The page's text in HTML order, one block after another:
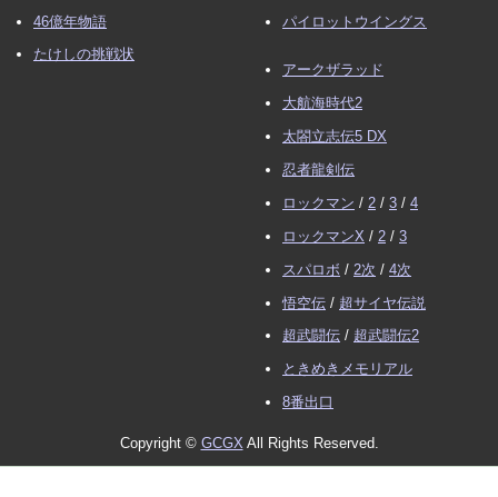
46億年物語
たけしの挑戦状
パイロットウイングス
アークザラッド
大航海時代2
太閤立志伝5 DX
忍者龍剣伝
ロックマン / 2 / 3 / 4
ロックマンX / 2 / 3
スパロボ / 2次 / 4次
悟空伝 / 超サイヤ伝説
超武闘伝 / 超武闘伝2
ときめきメモリアル
8番出口
Copyright © GCGXAll Rights Reserved.